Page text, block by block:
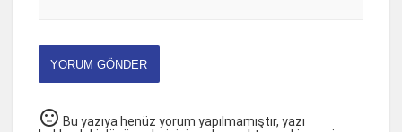
YORUM GÖNDER
sentiment_neutral Bu yazıya henüz yorum yapılmamıştır, yazı